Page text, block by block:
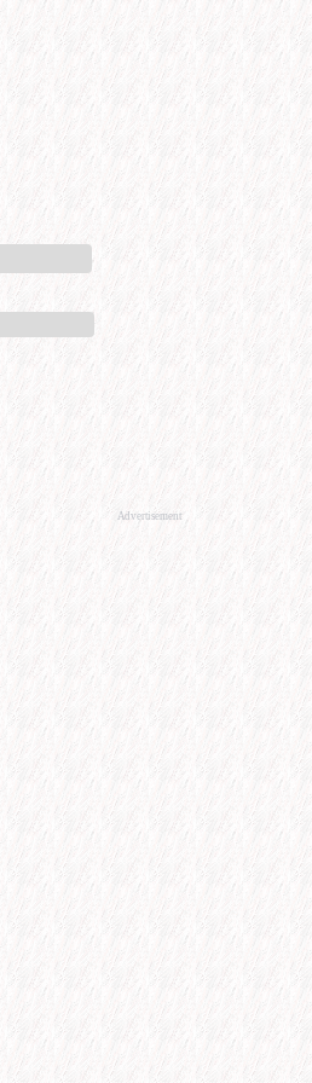
Advertisement